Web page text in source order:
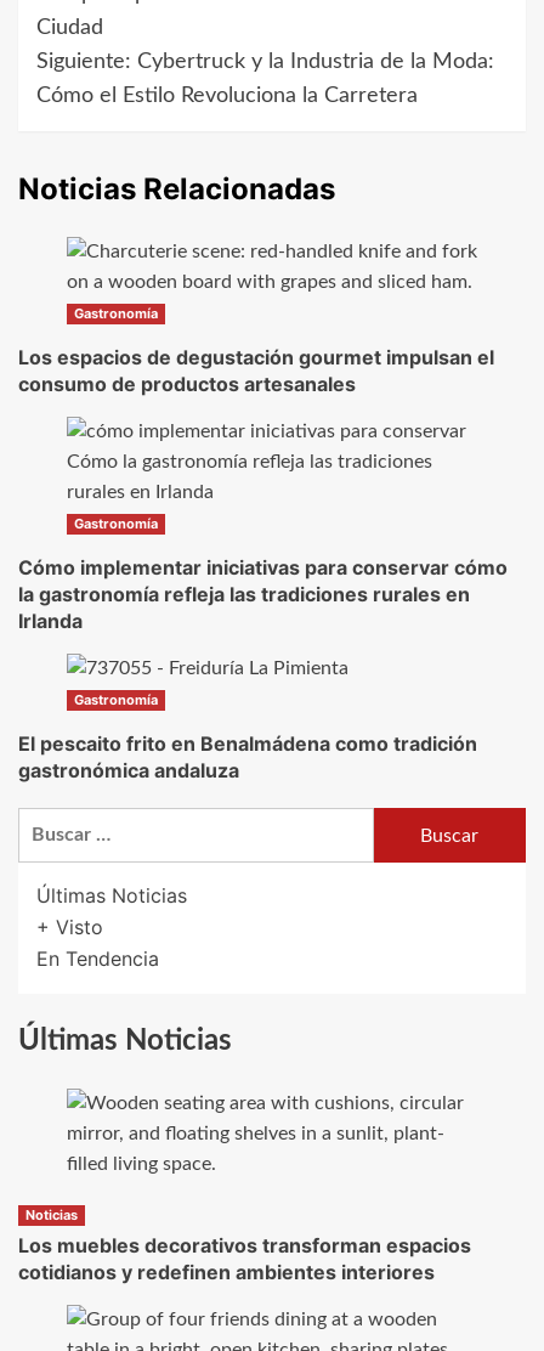
de
entradas
Ciudad
Siguiente: Cybertruck y la Industria de la Moda:
Cómo el Estilo Revoluciona la Carretera
Noticias Relacionadas
Gastronomía
Los espacios de degustación gourmet impulsan el
consumo de productos artesanales
Gastronomía
Cómo implementar iniciativas para conservar cómo
la gastronomía refleja las tradiciones rurales en
Irlanda
Gastronomía
El pescaito frito en Benalmádena como tradición
gastronómica andaluza
Últimas Noticias
+ Visto
En Tendencia
Últimas Noticias
Noticias
Los muebles decorativos transforman espacios
cotidianos y redefinen ambientes interiores